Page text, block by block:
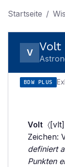
Startseite /
V Volt
BDW PLUS
Volt
Zeichen:
definiert
Punkten